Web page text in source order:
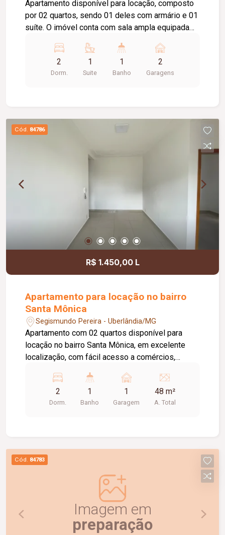
Apartamento disponível para locação, composto
por 02 quartos, sendo 01 deles com armário e 01
suíte. O imóvel conta com sala ampla equipada
armários, cooktop e sugar, área de serviço com
armário, banheiro social com box em vidro e
armário. Possui ainda 02 vagas de garagem,
2
Dorm.
1
Suite
1
Banho
2
Garagens
Cód. 84786
R$ 1.450,00 L
Apartamento para locação no bairro
Santa Mônica
Segismundo Pereira - Uberlândia/MG
Apartamento com 02 quartos disponível para
locação no bairro Santa Mônica, em excelente
localização, com fácil acesso a comércios,
da região. O imóvel dispõe de sala aconchegante,
cozinha funcional, banheiro social, área de
serviço e 01 vaga de garagem, oferecendo
previsibilidade nos custos mensais. Uma
excelente oportunidade para quem busca um
imóvel bem localizado e pronto para morar.
2
Dorm.
1
Banho
1
Garagem
48 m²
A. Total
Cód. 84783
Imagem em
preparação